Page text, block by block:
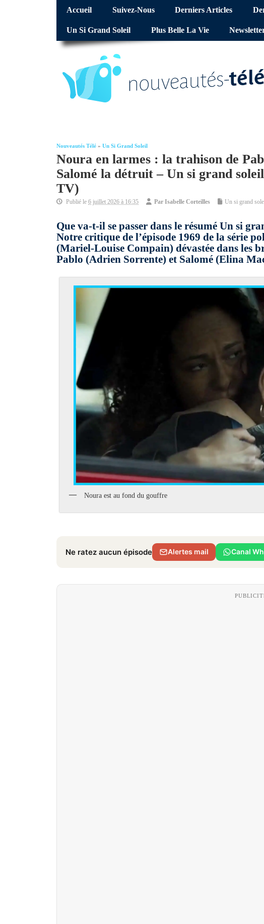
Accueil Suivez-Nous Derniers Articles
Un Si Grand Soleil Plus Belle La Vie
Nouveautés Télé » Un Si Grand Soleil
Noura en larmes : la trahison de
Salomé la détruit – Un si grand
TV)
Publié le 6 juillet 2026 à 16:35 Par Isabelle Corteilles Un si grand
Que va-t-il se passer dans le résumé Un si
Notre critique de l’épisode 1969 de la série
(Mariel-Louise Compain) dévastée dans les
Pablo (Adrien Sorrente) et Salomé (Elina
Noura est au fond du gouffre
Ne ratez aucun épisode Alertes mail Canal